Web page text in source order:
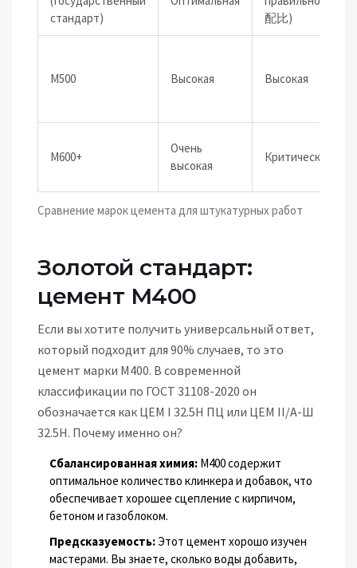
Сравнение марок цемента для штукатурных работ
стандарт)
配比)
М500 Высокая Высокая
М600+
Очень
высокая
Критическая
Золотой стандарт:
цемент М400
Если вы хотите получить универсальный ответ,
который подходит для 90% случаев, то это
цемент марки М400. В современной
классификации по ГОСТ 31108-2020 он
обозначается как ЦЕМ I 32.5Н ПЦ или ЦЕМ II/А-Ш
32.5Н. Почему именно он?
Сбалансированная химия: М400 содержит
оптимальное количество клинкера и добавок, что
обеспечивает хорошее сцепление с кирпичом,
бетоном и газоблоком.
Предсказуемость: Этот цемент хорошо изучен
мастерами. Вы знаете, сколько воды добавить,